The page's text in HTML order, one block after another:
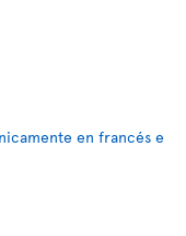
en francés e